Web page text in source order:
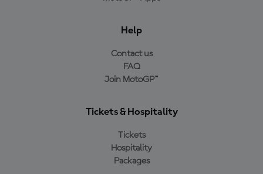
Help
Contact us
FAQ
Join MotoGP™
Tickets & Hospitality
Tickets
Hospitality
Packages